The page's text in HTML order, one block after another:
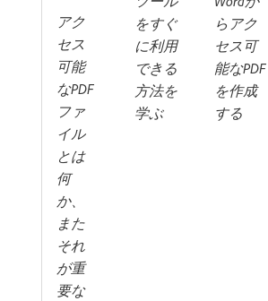
アク
セス
可能
なPDF
ファ
イル
とは
何
か、
また
それ
が重
要な
をすぐ
に利用
できる
方法を
学ぶ
らアク
セス可
能なPDF
を作成
する